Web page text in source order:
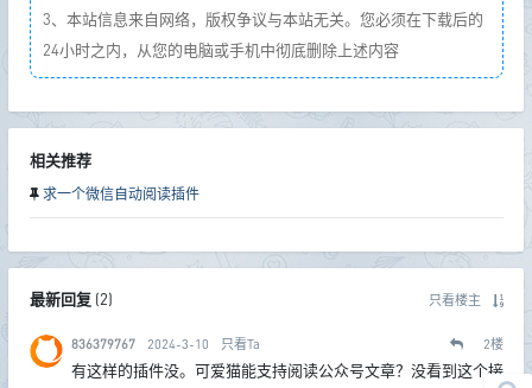
3、本站信息来自网络，版权争议与本站无关。您必须在下载后的
24小时之内，从您的电脑或手机中彻底删除上述内容
相关推荐
求一个微信自动阅读插件
最新回复(2) 只看楼主
836379767 2024-3-10 只看Ta 2楼
有这样的插件没。可爱猫能支持阅读公众号文章？没看到这个接